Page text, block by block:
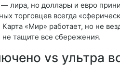
лира, но доллары и евро
торговцев всегда
«Мир» работает, но не
не тащите все сбережения.
vs ультра